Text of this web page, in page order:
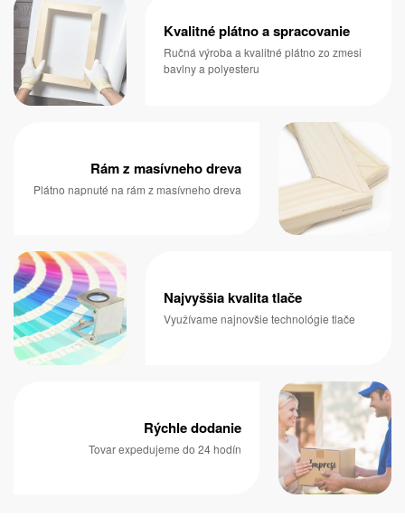
Kvalitné plátno a spracovanie
Ručná výroba a kvalitné plátno zo zmesi
bavlny a polyesteru
Rám z masívneho dreva
Plátno napnuté na rám z masívneho dreva
Najvyššia kvalita tlače
Využívame najnovšie technológie tlače
Rýchle dodanie
Tovar expedujeme do 24 hodín